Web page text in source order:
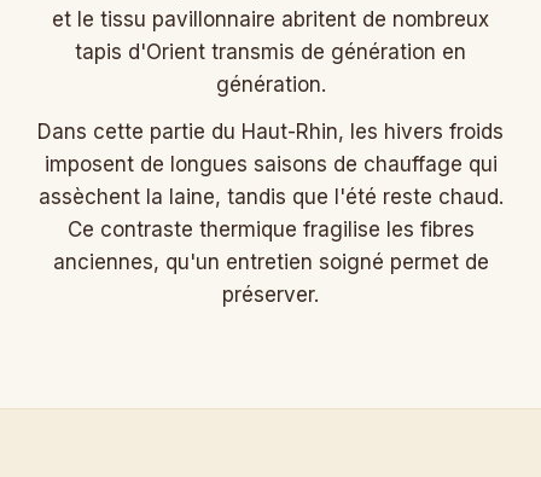
et le tissu pavillonnaire abritent de nombreux
tapis d'Orient transmis de génération en
génération.
Dans cette partie du Haut-Rhin, les hivers froids
imposent de longues saisons de chauffage qui
assèchent la laine, tandis que l'été reste chaud.
Ce contraste thermique fragilise les fibres
anciennes, qu'un entretien soigné permet de
préserver.